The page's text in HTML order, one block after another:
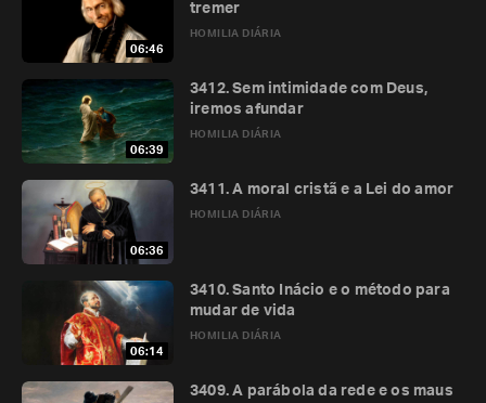
06:46
HOMILIA DIÁRIA
tremer
06:39
HOMILIA DIÁRIA
3412. Sem intimidade com Deus,
iremos afundar
06:36
HOMILIA DIÁRIA
3411. A moral cristã e a Lei do amor
06:14
HOMILIA DIÁRIA
3410. Santo Inácio e o método para
mudar de vida
3409. A parábola da rede e os maus